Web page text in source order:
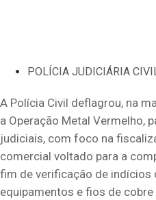
POLÍCIA JUDICIÁRIA
A Polícia Civil deflagrou, na
a Operação Metal Vermelho,
judiciais, com foco na
comercial voltado para a
fim de verificação de indícios
equipamentos e fios de